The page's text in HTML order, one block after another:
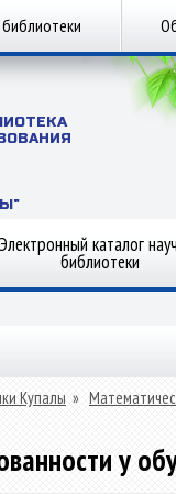
Электронный каталог
библиотеки
Купалы »
у